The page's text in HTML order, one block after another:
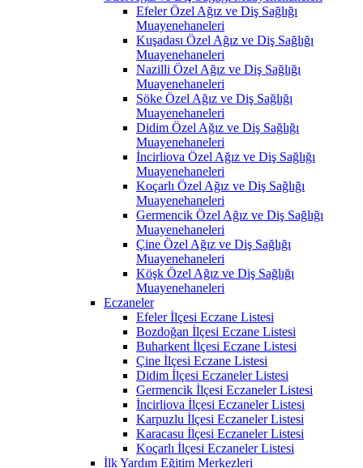
Efeler Özel Ağız ve Diş Sağlığı
Muayenehaneleri
Kuşadası Özel Ağız ve Diş Sağlığı
Muayenehaneleri
Nazilli Özel Ağız ve Diş Sağlığı
Muayenehaneleri
Söke Özel Ağız ve Diş Sağlığı
Muayenehaneleri
Didim Özel Ağız ve Diş Sağlığı
Muayenehaneleri
İncirliova Özel Ağız ve Diş Sağlığı
Muayenehaneleri
Koçarlı Özel Ağız ve Diş Sağlığı
Muayenehaneleri
Germencik Özel Ağız ve Diş Sağlığı
Muayenehaneleri
Çine Özel Ağız ve Diş Sağlığı
Muayenehaneleri
Köşk Özel Ağız ve Diş Sağlığı
Muayenehaneleri
Eczaneler
Efeler İlçesi Eczane Listesi
Bozdoğan İlçesi Eczane Listesi
Buharkent İlçesi Eczane Listesi
Çine İlçesi Eczane Listesi
Didim İlçesi Eczaneler Listesi
Germencik İlçesi Eczaneler Listesi
İncirliova İlçesi Eczaneler Listesi
Karpuzlu İlçesi Eczaneler Listesi
Karacasu İlçesi Eczaneler Listesi
Koçarlı İlçesi Eczaneler Listesi
İlk Yardım Eğitim Merkezleri